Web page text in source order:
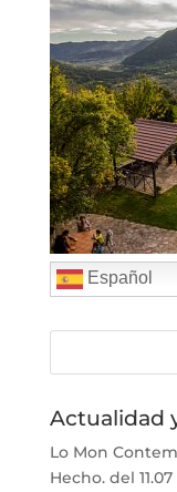
Español
Actualidad
Lo Mon
Hecho. del